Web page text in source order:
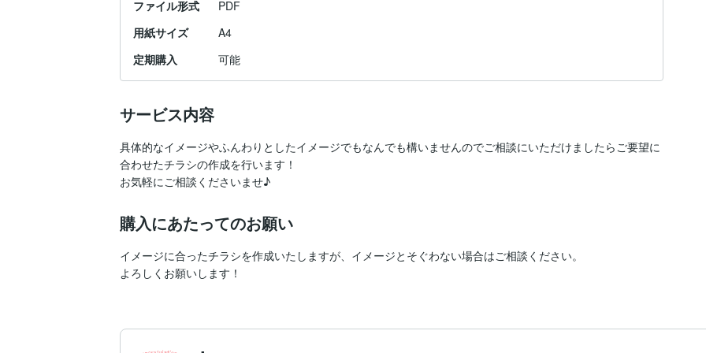
ファイル形式
PDF
用紙サイズ
A4
定期購入
可能
サービス内容
具体的なイメージやふんわりとしたイメージでもなんでも構いませんのでご相談にいただけましたらご要望に
合わせたチラシの作成を行います！
お気軽にご相談くださいませ♪
購入にあたってのお願い
イメージに合ったチラシを作成いたしますが、イメージとそぐわない場合はご相談ください。
よろしくお願いします！